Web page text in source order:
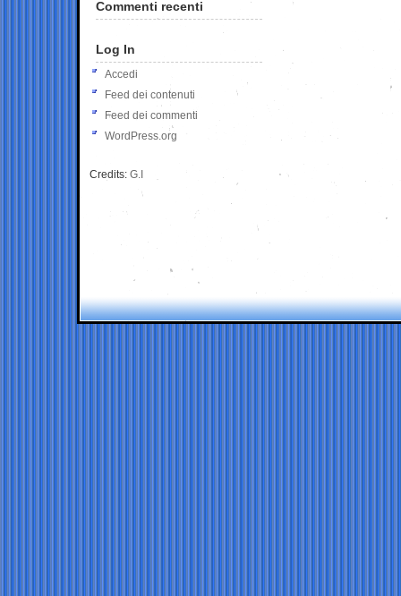
Commenti recenti
Log In
Accedi
Feed dei contenuti
Feed dei commenti
WordPress.org
Credits: G.I